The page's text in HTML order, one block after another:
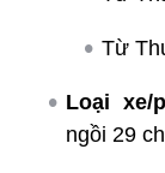
Từ
Loại xe/
ngồi 29